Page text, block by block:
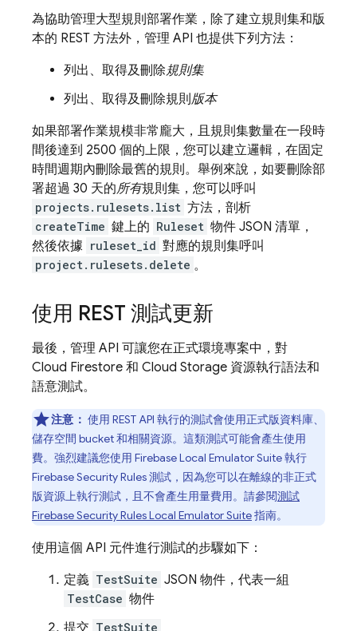
為協助管理大型規則部署作業，除了建立規則集和版
本的 REST 方法外，管理 API 也提供下列方法：
列出、取得及刪除規則集
列出、取得及刪除規則版本
如果部署作業規模非常龐大，且規則集數量在一段時
間後達到 2500 個的上限，您可以建立邏輯，在固定
時間週期內刪除最舊的規則。舉例來說，如要刪除部
署超過 30 天的所有規則集，您可以呼叫
projects.rulesets.list 方法，剖析
createTime 鍵上的 Ruleset 物件 JSON 清單，
然後依據 ruleset_id 對應的規則集呼叫
project.rulesets.delete 。
使用 REST 測試更新
最後，管理 API 可讓您在正式環境專案中，對
Cloud Firestore 和 Cloud Storage 資源執行語法和
語意測試。
注意： 使用 REST API 執行的測試會使用正式版資料庫、
儲存空間 bucket 和相關資源。這類測試可能會產生使用
費。強烈建議您使用 Firebase Local Emulator Suite執行
Firebase Security Rules測試，因為您可以在離線的非正式
版資源上執行測試，且不會產生用量費用。請參閱測試
Firebase Security RulesLocal Emulator Suite指南。
使用這個 API 元件進行測試的步驟如下：
定義 TestSuite JSON 物件，代表一組
TestCase 物件
提交 TestSuite